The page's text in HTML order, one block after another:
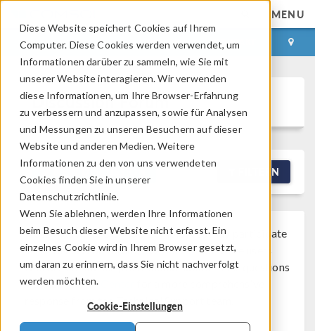
Diese Website speichert Cookies auf Ihrem
Computer. Diese Cookies werden verwendet, um
Informationen darüber zu sammeln, wie Sie mit
unserer Website interagieren. Wir verwenden
diese Informationen, um Ihre Browser-Erfahrung
zu verbessern und anzupassen, sowie für Analysen
und Messungen zu unseren Besuchern auf dieser
Website und anderen Medien. Weitere
Informationen zu den von uns verwendeten
Cookies finden Sie in unserer
Datenschutzrichtlinie.
Wenn Sie ablehnen, werden Ihre Informationen
beim Besuch dieser Website nicht erfasst. Ein
einzelnes Cookie wird in Ihrem Browser gesetzt,
um daran zu erinnern, dass Sie nicht nachverfolgt
werden möchten.
Cookie-Einstellungen
MENU
ANMELDEN KONTAKT
Discussion Forum
FILTERN
Note that while COMSOL employees may participate
in the discussion forum, COMSOL® software users
who are on-subscription should submit their questions
via theSupport Center
response from the Technical Support team.